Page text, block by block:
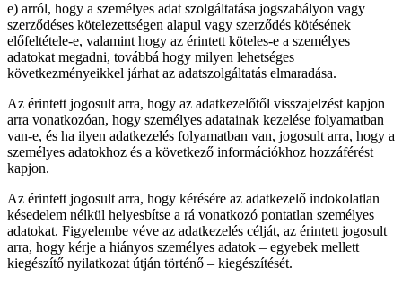
e) arról, hogy a személyes adat szolgáltatása jogszabályon vagy
szerződéses kötelezettségen alapul vagy szerződés kötésének
előfeltétele-e, valamint hogy az érintett köteles-e a személyes
adatokat megadni, továbbá hogy milyen lehetséges
következményeikkel járhat az adatszolgáltatás elmaradása.
Az érintett jogosult arra, hogy az adatkezelőtől visszajelzést kapjon
arra vonatkozóan, hogy személyes adatainak kezelése folyamatban
van-e, és ha ilyen adatkezelés folyamatban van, jogosult arra, hogy a
személyes adatokhoz és a következő információkhoz hozzáférést
kapjon.
Az érintett jogosult arra, hogy kérésére az adatkezelő indokolatlan
késedelem nélkül helyesbítse a rá vonatkozó pontatlan személyes
adatokat. Figyelembe véve az adatkezelés célját, az érintett jogosult
arra, hogy kérje a hiányos személyes adatok – egyebek mellett
kiegészítő nyilatkozat útján történő – kiegészítését.